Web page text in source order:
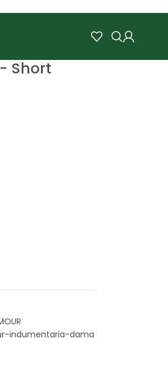
Short
indumentaria-dama